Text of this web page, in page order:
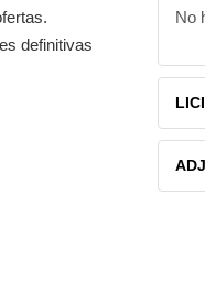
definitivas
No